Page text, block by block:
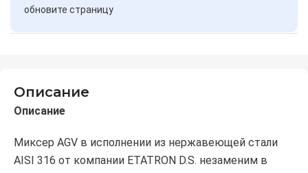
обновите страницу
Описание
Описание
Миксер AGV в исполнении из нержавеющей стали
AISI 316 от компании ETATRON D.S. незаменим в